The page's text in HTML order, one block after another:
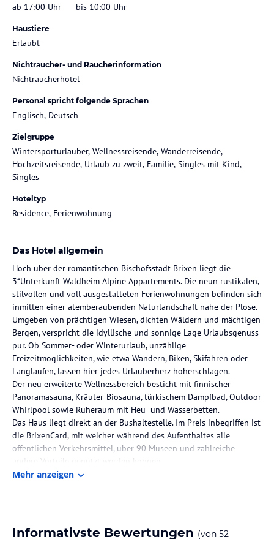
ab 17:00 Uhr bis 10:00 Uhr
Haustiere
Erlaubt
Nichtraucher- und Raucherinformation
Nichtraucherhotel
Personal spricht folgende Sprachen
Englisch, Deutsch
Zielgruppe
Wintersporturlauber, Wellnessreisende, Wanderreisende,
Hochzeitsreisende, Urlaub zu zweit, Familie, Singles mit Kind,
Singles
Hoteltyp
Residence, Ferienwohnung
Das Hotel allgemein
Hoch über der romantischen Bischofsstadt Brixen liegt die
3*Unterkunft Waldheim Alpine Appartements. Die neun rustikalen,
stilvollen und voll ausgestatteten Ferienwohnungen befinden sich
inmitten einer atemberaubenden Naturlandschaft nahe der Plose.
Umgeben von prächtigen Wiesen, dichten Wäldern und mächtigen
Bergen, verspricht die idyllische und sonnige Lage Urlaubsgenuss
pur. Ob Sommer- oder Winterurlaub, unzählige
Freizeitmöglichkeiten, wie etwa Wandern, Biken, Skifahren oder
Langlaufen, lassen hier jedes Urlauberherz höherschlagen.
Der neu erweiterte Wellnessbereich besticht mit finnischer
Panoramasauna, Kräuter-Biosauna, türkischem Dampfbad, Outdoor
Whirlpool sowie Ruheraum mit Heu- und Wasserbetten.
Das Haus liegt direkt an der Bushaltestelle. Im Preis inbegriffen ist
die BrixenCard, mit welcher während des Aufenthaltes alle
öffentlichen Verkehrsmittel, über 90 Museen und zahlreiche
andere Vorteile genutzt werden können.
Mehr anzeigen
Informativste Bewertungen (von 52